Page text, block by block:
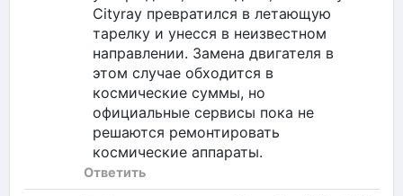
Cityray превратился в летающую
тарелку и унесся в неизвестном
направлении. Замена двигателя в
этом случае обходится в
космические суммы, но
официальные сервисы пока не
решаются ремонтировать
космические аппараты.
Ответить